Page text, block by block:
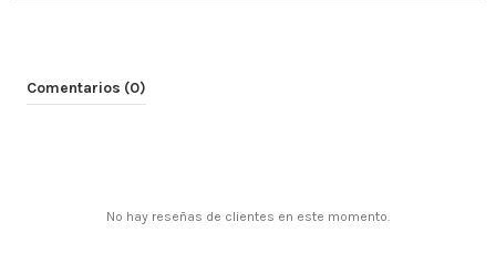
Comentarios (0)
No hay reseñas de clientes en este momento.